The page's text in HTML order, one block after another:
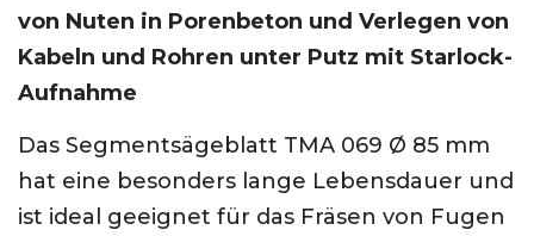
von Nuten in Porenbeton und Verlegen von
Kabeln und Rohren unter Putz mit Starlock-
Aufnahme
Das Segmentsägeblatt TMA 069 Ø 85 mm
hat eine besonders lange Lebensdauer und
ist ideal geeignet für das Fräsen von Fugen